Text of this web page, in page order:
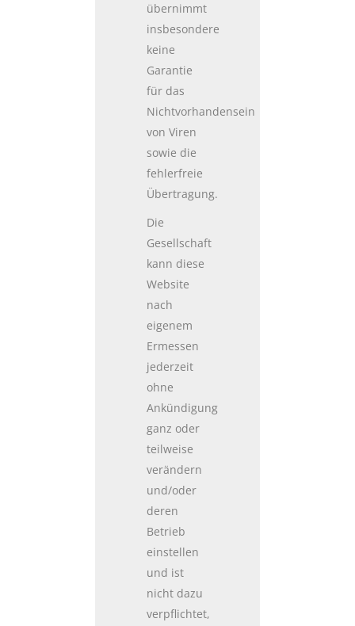
übernimmt
insbesondere
keine
Garantie
für das
Nichtvorhandensein
von Viren
sowie die
fehlerfreie
Übertragung.
Die
Gesellschaft
kann diese
Website
nach
eigenem
Ermessen
jederzeit
ohne
Ankündigung
ganz oder
teilweise
verändern
und/oder
deren
Betrieb
einstellen
und ist
nicht dazu
verpflichtet,